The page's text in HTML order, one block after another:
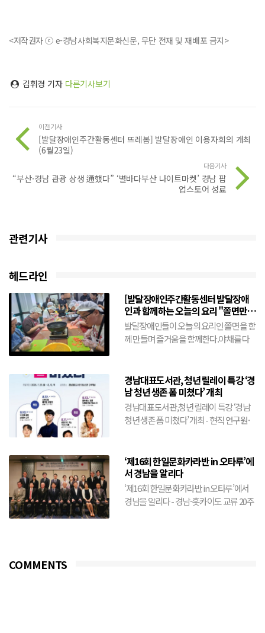
<저작권자 ⓒ e-경남사회복지문화신문, 무단 전재 및 재배포 금지>
김휘경 기자 다른기사보기
이전기사
[발달장애인주간활동센터 뜨레봄] 발달장애인 이용자회의 개최
(6월23일)
다음기사
“부산·경남 관광 상생 通했다” ‘별바다부산 나이트마켓’ 경남 팝
업스토어 성료
관련기사
헤드라인
[발달장애인주간활동센터 발달장애
인과 함께하는 오늘의 요리 "쫄면만들
기"(8월10일)
발달장애인들이 오늘의 요리인 쫄면을 함
께 만들며 즐거움을 함께한다.야채를 다
경남대표도서관, 청년 릴레이 특강 ‘경
남 청년 생존 폼 미쳤다’ 개최
경남대표도서관,청년 릴레이 특강 ‘경남
청년 생존 폼 미쳤다’ 개최 - 현직 연구원·
‘제16회 한일문화카라반 in 오타루’에
서 경남을 알리다
‘제16회 한일문화카라반 in 오타루’에서
경남을 알리다 - 경남-홋카이도 교류 20주
COMMENTS